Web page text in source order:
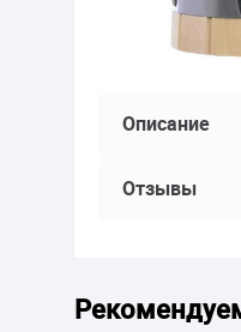
Описание
Отзывы